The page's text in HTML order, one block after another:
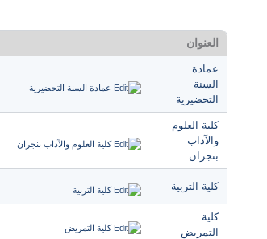
العنوان
عمادة
السنة
التحضيرية
كلية العلوم
والآداب
بنجران
كلية التربية
كلية
التمريض